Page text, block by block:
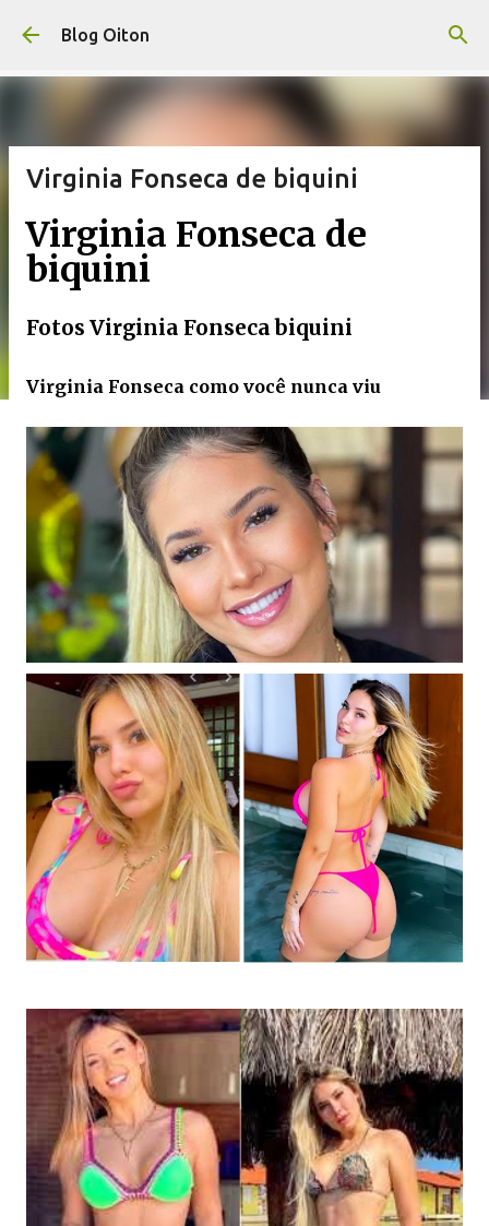
Pular para o conteúdo principal
Blog Oiton
Virginia Fonseca de biquini
Virginia Fonseca de
biquini
Fotos Virginia Fonseca biquini
Virginia Fonseca como você nunca viu